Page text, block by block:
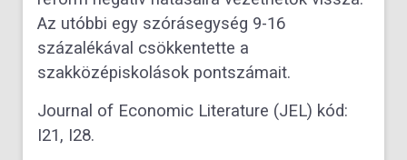
Az utóbbi egy szórásegység 9-16
százalékával csökkentette a
szakközépiskolások pontszámait.
Journal of Economic Literature (JEL) kód:
I21, I28.